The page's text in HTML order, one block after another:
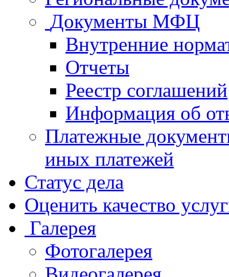
Документы МФЦ
Внутренние
Отчеты
Реестр соглашений
Информация об
Платежные
иных платежей
Статус дела
Оценить качество
Галерея
Фотогалерея